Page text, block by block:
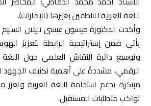
اللغة العربية للناطقين بغيرها (الإمارات).
وأكدت الدكتورة ميسون عيسى تليلان
يأتي ضمن إستراتيجية الرابطة لتعزيز
وتوسيع دائرة النقاش العلمي حول اللغة
الرقمي، مشددةً على أهمية تكثيف الجهود
مبتكرة تدعم استدامة اللغة العربية وتعزز
تواكب متطلبات المستقبل.